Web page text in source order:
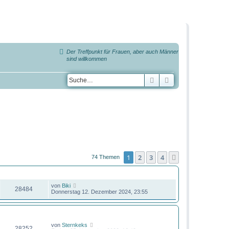
Der Treffpunkt für Frauen, aber auch Männer
sind willkommen
Suche
74 Themen 1 2 3 4
28484 von Biki
Donnerstag 12. Dezember 2024, 23:55
von Sternkeks